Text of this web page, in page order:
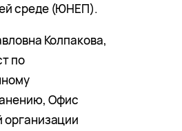
среде (ЮНЕП).
Колпакова,
по
Офис